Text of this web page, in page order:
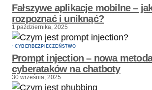
Fałszywe aplikacje mobilne –
rozpoznać i uniknąć?
1 października, 2025
CYBERBEZPIECZEŃSTWO
Prompt injection – nowa metoda
cyberataków na chatboty
30 września, 2025